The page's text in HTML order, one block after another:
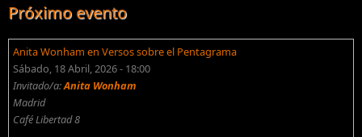
Próximo evento
Anita Wonham en Versos sobre el Pentagrama
Sábado, 18 Abril, 2026 - 18:00
Invitado/a:Anita Wonham
Madrid
Café Libertad 8